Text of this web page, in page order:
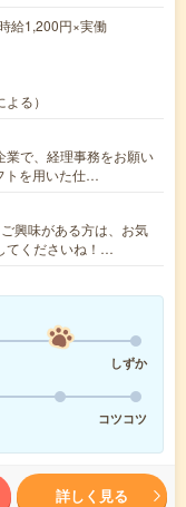
給1,200円×実働
る）
業で、経理事務をお願い
トを用いた仕…
興味がある方は、お気
てくださいね！…
しずか
コツコツ
詳しく見る